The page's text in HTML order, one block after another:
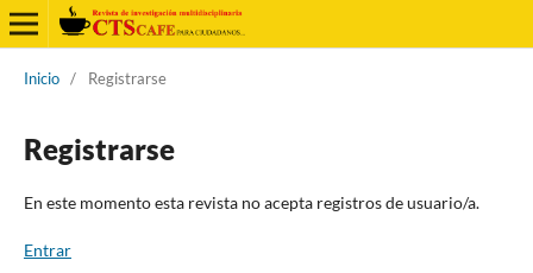
Inicio / Registrarse
Registrarse
En este momento esta revista no acepta registros de usuario/a.
Entrar